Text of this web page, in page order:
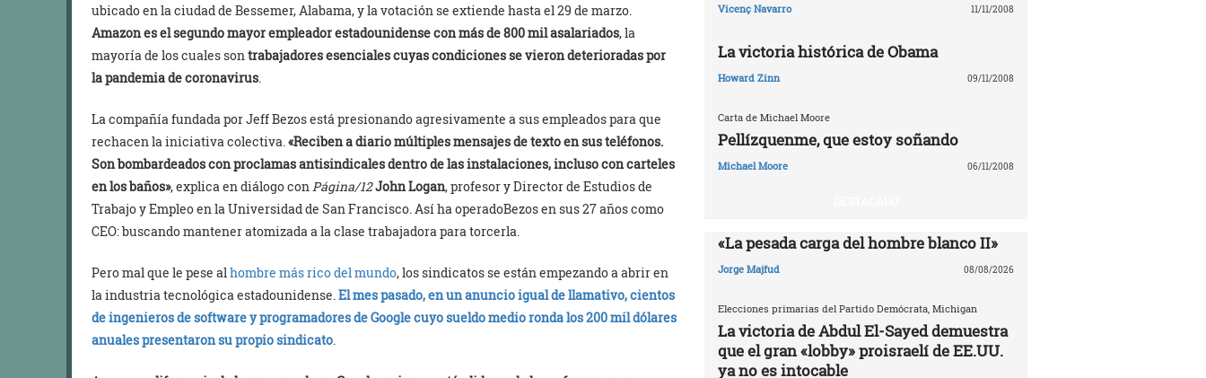
ubicado en la ciudad de Bessemer, Alabama, y la votación se extiende hasta el 29 de marzo.
Amazon es el segundo mayor empleador estadounidense con más de 800 mil asalariados, la
mayoría de los cuales son trabajadores esenciales cuyas condiciones se vieron deterioradas por
la pandemia de coronavirus
La compañía fundada por Jeff Bezos está presionando agresivamente a sus empleados para que
rechacen la iniciativa colectiva. «Reciben a diario múltiples mensajes de texto en sus teléfonos.
Son bombardeados con proclamas antisindicales dentro de las instalaciones, incluso con carteles
en los baños», explica en diálogo con Página/12John Logan, profesor y Director de Estudios de
Trabajo y Empleo en la Universidad de San Francisco. Así ha operadoBezos en sus 27 años como
CEO: buscando mantener atomizada a la clase trabajadora para torcerla.
Pero mal que le pese al hombre más rico del mundo, los sindicatos se están empezando a abrir en
la industria tecnológica estadounidense. El mes pasado, en un anuncio igual de llamativo, cientos
de ingenieros de software y programadores de Google cuyo sueldo medio ronda los 200 mil dólares
anuales presentaron su propio sindicato
Vicenç Navarro 11/11/2008
La victoria histórica de Obama
Howard Zinn 09/11/2008
Carta de Michael Moore
Pellízquenme, que estoy soñando
Michael Moore 06/11/2008
«La pesada carga del hombre blanco II»
Jorge Majfud 08/08/2026
Elecciones primarias del Partido Demócrata, Michigan
La victoria de Abdul El-Sayed demuestra
que el gran «lobby» proisraelí de EE.UU.
ya no es intocable